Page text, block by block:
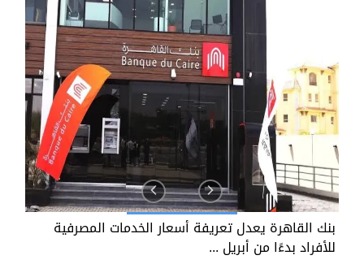
بنك القاهرة يعدل تعريفة أسعار الخدمات المصرفية
للأفراد بدءًا من أبريل ...